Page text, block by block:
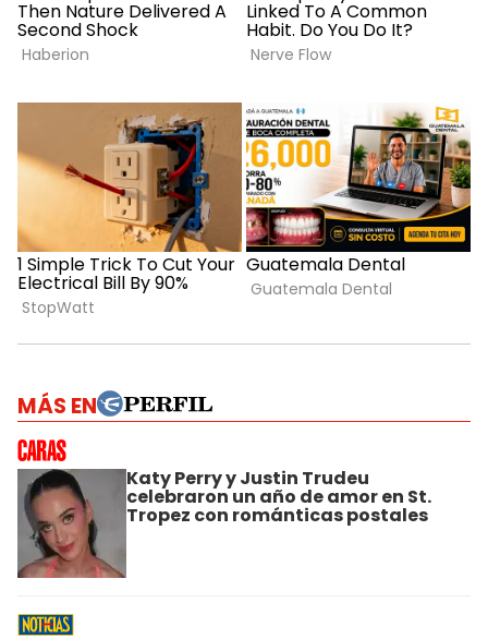
MÁS EN
Katy Perry y Justin Trudeu
celebraron un año de amor en St.
Tropez con románticas postales